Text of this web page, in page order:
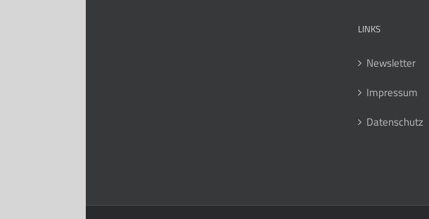
LINKS
Newsletter
Impressum
Datenschutz